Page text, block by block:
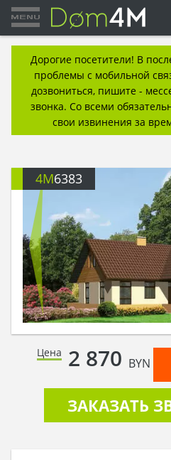
Дорогие посетители! В
проблемы с мобильной
дозвониться, пишите -
звонка. Со всеми
свои извинения за
4M6383
Цена 2 870 BYN
ЗАКАЗАТЬ